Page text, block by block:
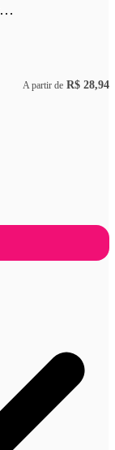
Terminal Rodoviário de Caratinga
A partir de R$ 28,94